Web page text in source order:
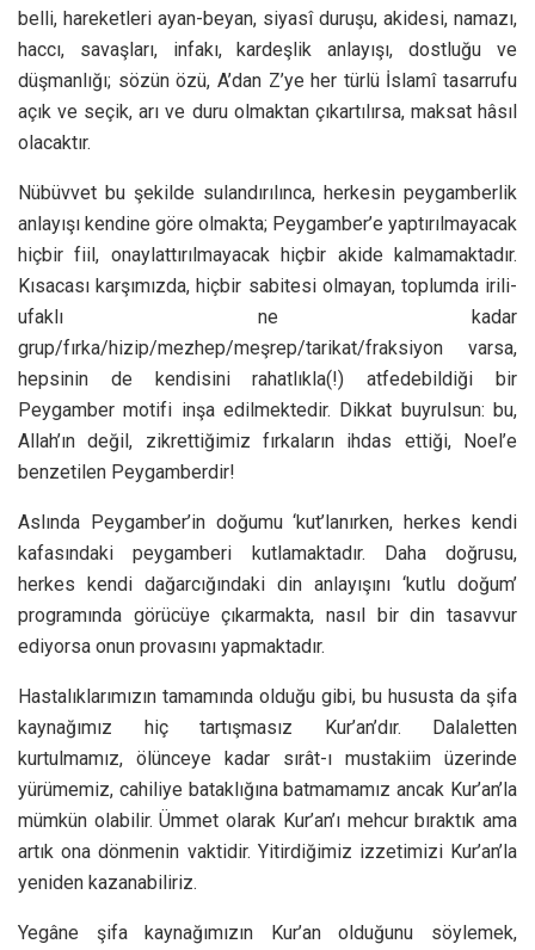
belli, hareketleri ayan-beyan, siyasî duruşu, akidesi, namazı,
haccı, savaşları, infakı, kardeşlik anlayışı, dostluğu ve
düşmanlığı; sözün özü, A’dan Z’ye her türlü İslamî tasarrufu
açık ve seçik, arı ve duru olmaktan çıkartılırsa, maksat hâsıl
olacaktır.
Nübüvvet bu şekilde sulandırılınca, herkesin peygamberlik
anlayışı kendine göre olmakta; Peygamber’e yaptırılmayacak
hiçbir fiil, onaylattırılmayacak hiçbir akide kalmamaktadır.
Kısacası karşımızda, hiçbir sabitesi olmayan, toplumda irili-
ufaklı ne kadar
grup/fırka/hizip/mezhep/meşrep/tarikat/fraksiyon varsa,
hepsinin de kendisini rahatlıkla(!) atfedebildiği bir
Peygamber motifi inşa edilmektedir. Dikkat buyrulsun: bu,
Allah’ın değil, zikrettiğimiz fırkaların ihdas ettiği, Noel’e
benzetilen Peygamberdir!
Aslında Peygamber’in doğumu ‘kut’lanırken, herkes kendi
kafasındaki peygamberi kutlamaktadır. Daha doğrusu,
herkes kendi dağarcığındaki din anlayışını ‘kutlu doğum’
programında görücüye çıkarmakta, nasıl bir din tasavvur
ediyorsa onun provasını yapmaktadır.
Hastalıklarımızın tamamında olduğu gibi, bu hususta da şifa
kaynağımız hiç tartışmasız Kur’an’dır. Dalaletten
kurtulmamız, ölünceye kadar sırât-ı mustakiim üzerinde
yürümemiz, cahiliye bataklığına batmamamız ancak Kur’an’la
mümkün olabilir. Ümmet olarak Kur’an’ı mehcur bıraktık ama
artık ona dönmenin vaktidir. Yitirdiğimiz izzetimizi Kur’an’la
yeniden kazanabiliriz.
Yegâne şifa kaynağımızın Kur’an olduğunu söylemek,